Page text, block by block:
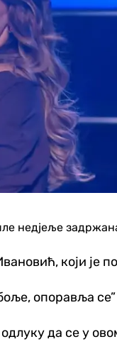
нед‌јеље
који је
опоравља
да се у